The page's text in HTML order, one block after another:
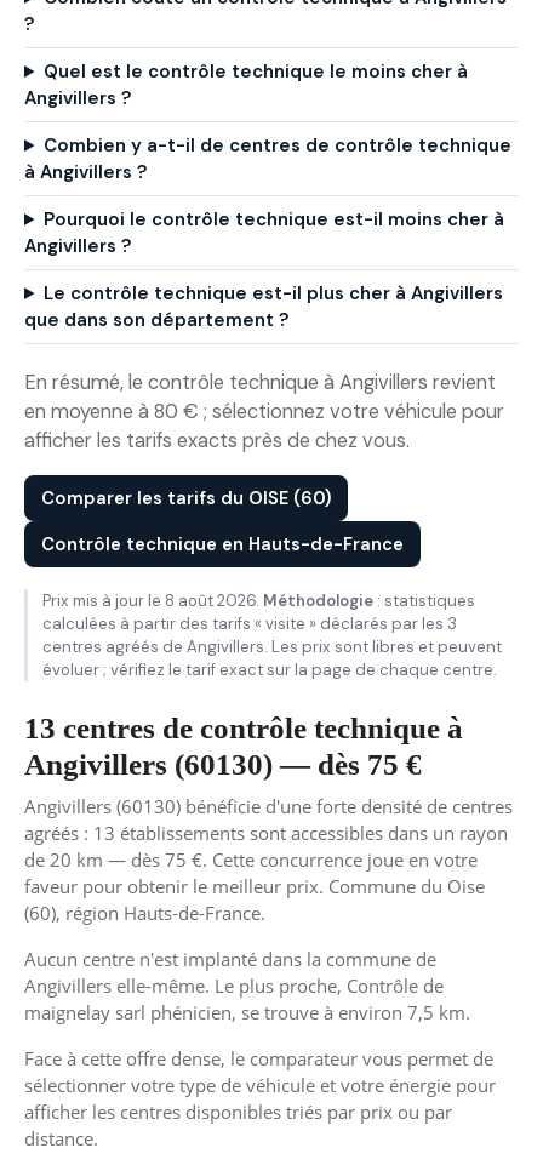
?
Quel est le contrôle technique le moins cher à
Angivillers ?
Combien y a-t-il de centres de contrôle technique
à Angivillers ?
Pourquoi le contrôle technique est-il moins cher à
Angivillers ?
Le contrôle technique est-il plus cher à Angivillers
que dans son département ?
En résumé, le contrôle technique à Angivillers revient
en moyenne à 80 € ; sélectionnez votre véhicule pour
afficher les tarifs exacts près de chez vous.
Comparer les tarifs du OISE (60)
Contrôle technique en Hauts-de-France
Prix mis à jour le 8 août 2026. Méthodologie : statistiques
calculées à partir des tarifs « visite » déclarés par les 3
centres agréés de Angivillers. Les prix sont libres et peuvent
évoluer ; vérifiez le tarif exact sur la page de chaque centre.
13 centres de contrôle technique à
Angivillers (60130) — dès 75 €
Angivillers (60130) bénéficie d'une forte densité de centres
agréés : 13 établissements sont accessibles dans un rayon
de 20 km — dès 75 €. Cette concurrence joue en votre
faveur pour obtenir le meilleur prix. Commune du Oise
(60), région Hauts-de-France.
Aucun centre n'est implanté dans la commune de
Angivillers elle-même. Le plus proche, Contrôle de
maignelay sarl phénicien, se trouve à environ 7,5 km.
Face à cette offre dense, le comparateur vous permet de
sélectionner votre type de véhicule et votre énergie pour
afficher les centres disponibles triés par prix ou par
distance.